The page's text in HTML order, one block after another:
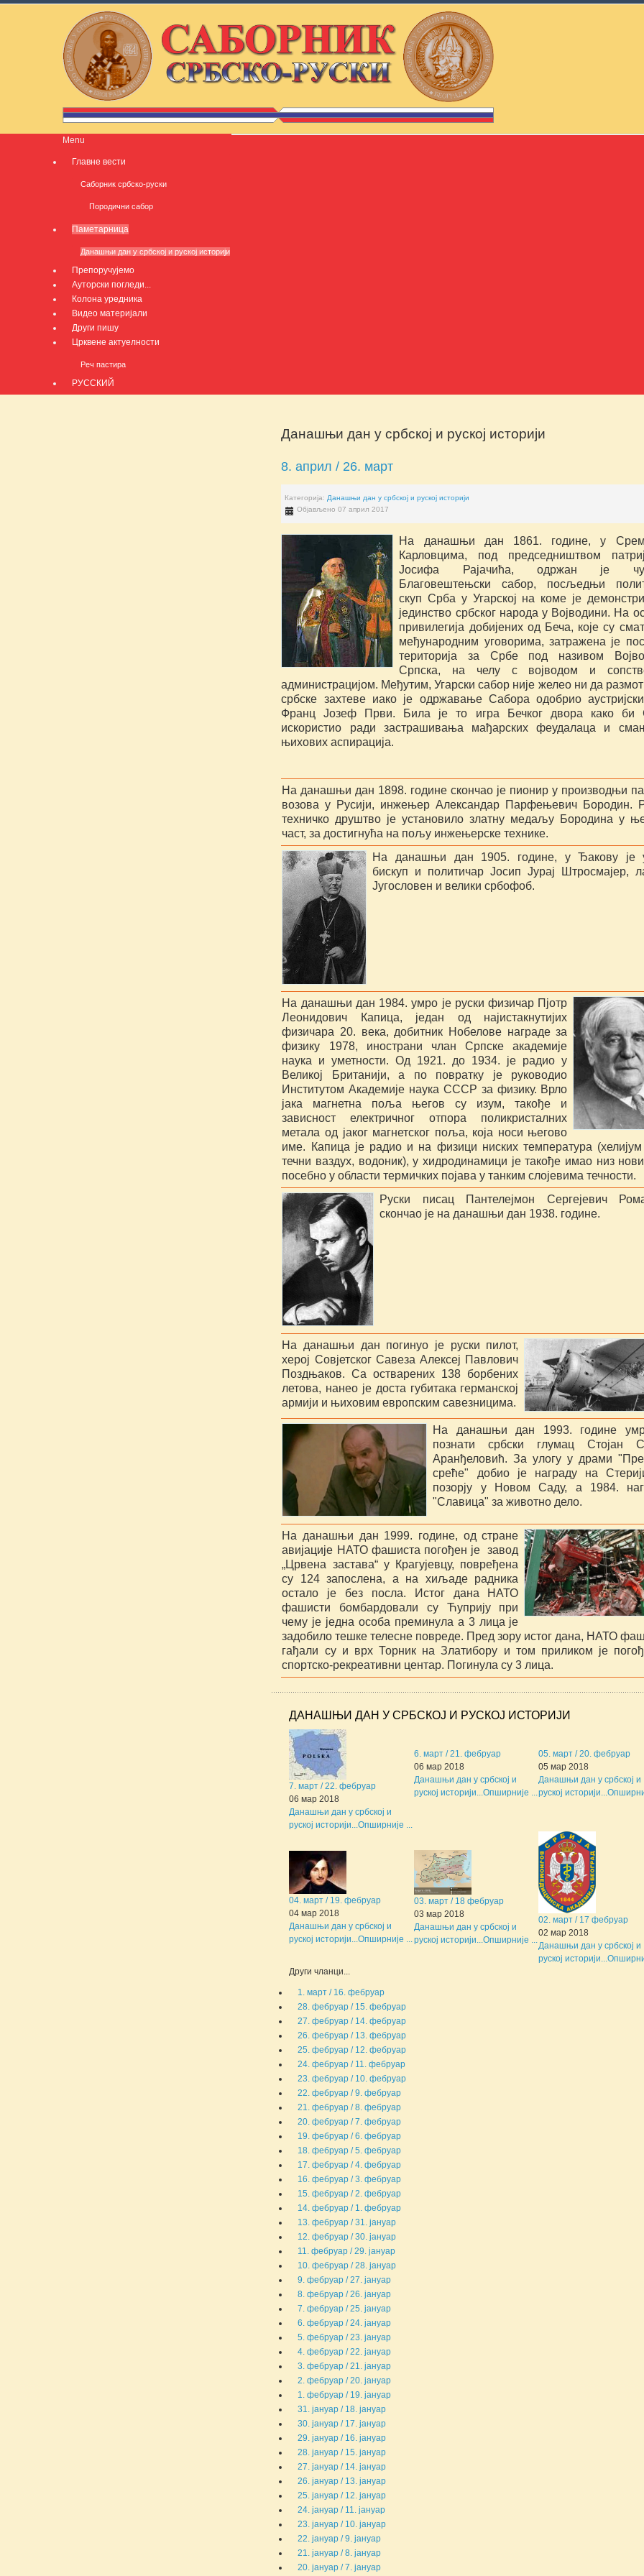
Menu
Главне вести
Саборник србско-руски
Породични сабор
Паметарница
Данашњи дан у србској и руској историји
Препоручујемо
Ауторски погледи...
Колона уредника
Видео материјали
Други пишу
Црквене актуелности
Реч пастира
РУССКИЙ
Данашњи дан у србској и руској историји
8. април / 26. март
Категорија: Данашњи дан у србској и руској историји
Објављено 07 април 2017
На данашњи дан 1861. године, у
Карловцима, под председништвом
Јосифа Рајачића, одржан је
Благовештењски сабор, посљедњи
скуп Срба у Угарској на коме је
јединство србског народа у Војводини. На
привилегија добијених од Беча, које су
међународним уговорима, затражена је
територија за Србе под називом
Српска, на челу с војводом и
администрацијом. Међутим, Угарски сабор није желео ни да
србске захтеве иако је одржавање Сабора одобрио
Франц Јозеф Први. Била је то игра Бечког двора како би
искористио ради застрашивања мађарских феудалаца и
њихових аспирација.
На данашњи дан 1898. године скончао је пионир у производњи
возова у Русији, инжењер Александар Парфењевич Бородин.
техничко друштво је установило златну медаљу Бородина у
част, за достигнућа на пољу инжењерске технике.
На данашњи дан 1905. године, у Ђакову је
бискуп и политичар Јосип Јурај Штросмајер,
Југословен и велики србофоб.
На данашњи дан 1984. умро је руски физичар Пјотр
Леонидович Капица, један од најистакнутијих
физичара 20. века, добитник Нобелове награде за
физику 1978, инострани члан Српске академије
наука и уметности. Од 1921. до 1934. је радио у
Великој Британији, а по повратку је руководио
Институтом Академије наука СССР за физику. Врло
јака магнетна поља његов су изум, такође и
зависност електричног отпора поликристалних
метала од јаког магнетског поља, која носи његово
име. Капица је радио и на физици ниских температура
течни ваздух, водоник), у хидродинамици је такође имао низ
посебно у области термичких појава у танким слојевима течности.
Руски писац Пантелејмон Сергејевич
скончао је на данашњи дан 1938. године.
На данашњи дан погинуо је руски пилот,
херој Совјетског Савеза Алексеј Павлович
Поздњаков. Са остварених 138 борбених
летова, нанео је доста губитака германској
армији и њиховим европским савезницима.
На данашњи дан 1993. године
познати србски глумац Стојан
Аранђеловић. За улогу у драми
среће" добио је награду на
позорју у Новом Саду, а 1984.
"Славица" за животно дело.
На данашњи дан 1999. године, од стране
авијације НАТО фашиста погођен је завод
„Црвена застава“ у Крагујевцу, повређена
су 124 запослена, а на хиљаде радника
остало је без посла. Истог дана НАТО
фашисти бомбардовали су Ћуприју при
чему је једна особа преминула а 3 лица је
задобило тешке телесне повреде. Пред зору истог дана, НАТО
гађали су и врх Торник на Златибору и том приликом је
спортско-рекреативни центар. Погинула су 3 лица.
ДАНАШЊИ ДАН У СРБСКОЈ И РУСКОЈ ИСТОРИЈИ
7. март / 22. фебруар
06 мар 2018
Данашњи дан у србској и
руској историји...Опширније ...
6. март / 21. фебруар
06 мар 2018
Данашњи дан у србској и
руској историји...Опширније ...
05. март / 20. фебруар
05 мар 2018
Данашњи дан у србској и
руској историји...
04. март / 19. фебруар
04 мар 2018
Данашњи дан у србској и
руској историји...Опширније ...
03. март / 18 фебруар
03 мар 2018
Данашњи дан у србској и
руској историји...Опширније ...
02. март / 17 фебруар
02 мар 2018
Данашњи дан у србској и
руској историји...
Други чланци...
1. март / 16. фебруар
28. фебруар / 15. фебруар
27. фебруар / 14. фебруар
26. фебруар / 13. фебруар
25. фебруар / 12. фебруар
24. фебруар / 11. фебруар
23. фебруар / 10. фебруар
22. фебруар / 9. фебруар
21. фебруар / 8. фебруар
20. фебруар / 7. фебруар
19. фебруар / 6. фебруар
18. фебруар / 5. фебруар
17. фебруар / 4. фебруар
16. фебруар / 3. фебруар
15. фебруар / 2. фебруар
14. фебруар / 1. фебруар
13. фебруар / 31. јануар
12. фебруар / 30. јануар
11. фебруар / 29. јануар
10. фебруар / 28. јануар
9. фебруар / 27. јануар
8. фебруар / 26. јануар
7. фебруар / 25. јануар
6. фебруар / 24. јануар
5. фебруар / 23. јануар
4. фебруар / 22. јануар
3. фебруар / 21. јануар
2. фебруар / 20. јануар
1. фебруар / 19. јануар
31. јануар / 18. јануар
30. јануар / 17. јануар
29. јануар / 16. јануар
28. јануар / 15. јануар
27. јануар / 14. јануар
26. јануар / 13. јануар
25. јануар / 12. јануар
24. јануар / 11. јануар
23. јануар / 10. јануар
22. јануар / 9. јануар
21. јануар / 8. јануар
20. јануар / 7. јануар